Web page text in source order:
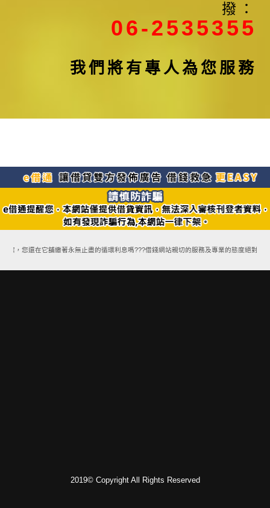
撥：
06-2535355
我們將有專人為您服務
案，您還在它舖繳著永無止盡的循環利息嗎???借錢網站親切的服務及專業的態度絕對
2019© Copyright All Rights Reserved